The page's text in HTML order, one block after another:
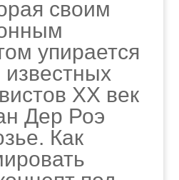
своим
упирается
известных
XX век
Дер Роэ
Как